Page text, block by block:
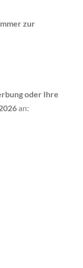
zur
oder Ihre
an: